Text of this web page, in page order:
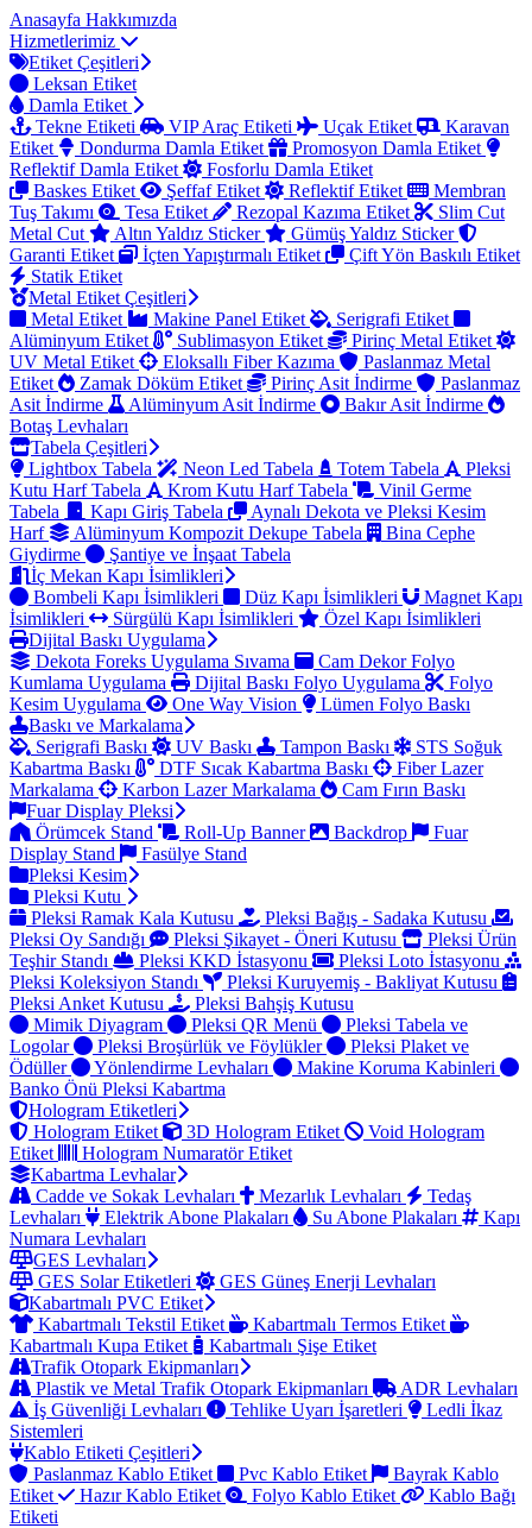
Anasayfa Hakkımızda
Hizmetlerimiz
Etiket Çeşitleri
Leksan Etiket
Damla Etiket
Tekne Etiketi
VIP Araç Etiketi Uçak Etiket
Karavan
Etiket
Dondurma Damla Etiket
Promosyon Damla Etiket
Reflektif Damla Etiket
Fosforlu Damla Etiket
Baskes Etiket
Şeffaf Etiket Reflektif Etiket
Membran
Tuş Takımı
Tesa Etiket Rezopal Kazıma Etiket
Slim Cut
Metal Cut
Altın Yaldız Sticker
Gümüş Yaldız Sticker
Garanti Etiket
İçten Yapıştırmalı Etiket
Çift Yön Baskılı Etiket
Statik Etiket
Metal Etiket Çeşitleri
Metal Etiket
Makine Panel Etiket
Serigrafi Etiket
Alüminyum Etiket
Sublimasyon Etiket
Pirinç Metal Etiket
UV Metal Etiket
Eloksallı Fiber Kazıma
Paslanmaz Metal
Etiket
Zamak Döküm Etiket Pirinç Asit İndirme
Paslanmaz
Asit İndirme
Alüminyum Asit İndirme
Bakır Asit İndirme
Botaş Levhaları
Tabela Çeşitleri
Lightbox Tabela
Neon Led Tabela Totem Tabela
Pleksi
Kutu Harf Tabela
Krom Kutu Harf Tabela
Vinil Germe
Tabela
Kapı Giriş Tabela
Aynalı Dekota ve Pleksi Kesim
Harf
Alüminyum Kompozit Dekupe Tabela
Bina Cephe
Giydirme
Şantiye ve İnşaat Tabela
İç Mekan Kapı İsimlikleri
Bombeli Kapı İsimlikleri
Düz Kapı İsimlikleri
Magnet Kapı
İsimlikleri
Sürgülü Kapı İsimlikleri
Özel Kapı İsimlikleri
Dijital Baskı Uygulama
Dekota Foreks Uygulama Sıvama
Cam Dekor Folyo
Kumlama Uygulama
Dijital Baskı Folyo Uygulama
Folyo
Kesim Uygulama
One Way Vision
Lümen Folyo Baskı
Baskı ve Markalama
Serigrafi Baskı
UV Baskı Tampon Baskı
STS Soğuk
Kabartma Baskı
DTF Sıcak Kabartma Baskı
Fiber Lazer
Markalama
Karbon Lazer Markalama
Cam Fırın Baskı
Fuar Display Pleksi
Örümcek Stand
Roll-Up Banner Backdrop
Fuar
Display Stand
Fasülye Stand
Pleksi Kesim
Pleksi Kutu
Pleksi Ramak Kala Kutusu
Pleksi Bağış - Sadaka Kutusu
Pleksi Oy Sandığı
Pleksi Şikayet - Öneri Kutusu
Pleksi Ürün
Teşhir Standı
Pleksi KKD İstasyonu
Pleksi Loto İstasyonu
Pleksi Koleksiyon Standı
Pleksi Kuruyemiş - Bakliyat Kutusu
Pleksi Anket Kutusu
Pleksi Bahşiş Kutusu
Mimik Diyagram
Pleksi QR Menü
Pleksi Tabela ve
Logolar
Pleksi Broşürlük ve Föylükler
Pleksi Plaket ve
Ödüller
Yönlendirme Levhaları
Makine Koruma Kabinleri
Banko Önü Pleksi Kabartma
Hologram Etiketleri
Hologram Etiket
3D Hologram Etiket
Void Hologram
Etiket
Hologram Numaratör Etiket
Kabartma Levhalar
Cadde ve Sokak Levhaları
Mezarlık Levhaları
Tedaş
Levhaları
Elektrik Abone Plakaları Su Abone Plakaları
Kapı
Numara Levhaları
GES Levhaları
GES Solar Etiketleri
GES Güneş Enerji Levhaları
Kabartmalı PVC Etiket
Kabartmalı Tekstil Etiket
Kabartmalı Termos Etiket
Kabartmalı Kupa Etiket
Kabartmalı Şişe Etiket
Trafik Otopark Ekipmanları
Plastik ve Metal Trafik Otopark Ekipmanları
ADR Levhaları
İş Güvenliği Levhaları
Tehlike Uyarı İşaretleri
Ledli İkaz
Sistemleri
Kablo Etiketi Çeşitleri
Paslanmaz Kablo Etiket
Pvc Kablo Etiket
Bayrak Kablo
Etiket
Hazır Kablo Etiket Folyo Kablo Etiket
Kablo Bağı
Etiketi